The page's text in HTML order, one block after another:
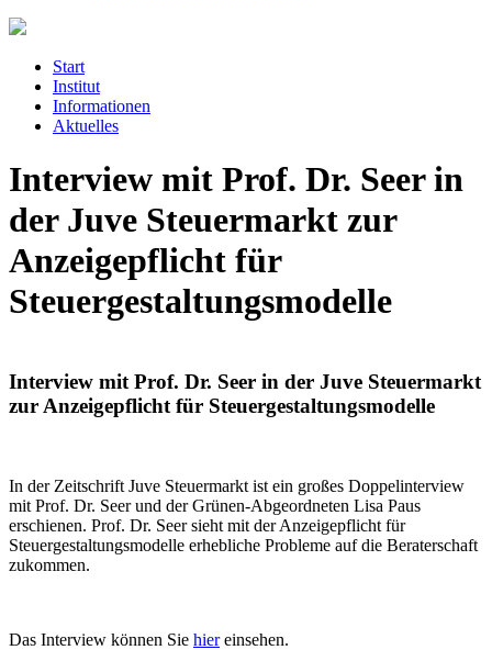
Start
Institut
Informationen
Aktuelles
Interview mit Prof. Dr. Seer in
der Juve Steuermarkt zur
Anzeigepflicht für
Steuergestaltungsmodelle
Interview mit Prof. Dr. Seer in der Juve Steuermarkt
zur Anzeigepflicht für Steuergestaltungsmodelle
In der Zeitschrift Juve Steuermarkt ist ein großes Doppelinterview
mit Prof. Dr. Seer und der Grünen-Abgeordneten Lisa Paus
erschienen. Prof. Dr. Seer sieht mit der Anzeigepflicht für
Steuergestaltungsmodelle erhebliche Probleme auf die Beraterschaft
zukommen.
Das Interview können Sie hiereinsehen.